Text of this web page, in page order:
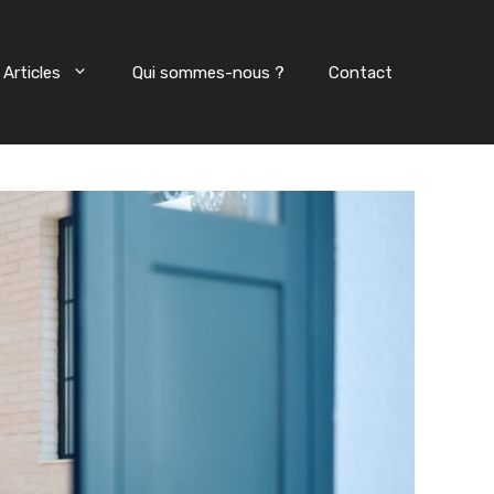
Articles Qui sommes-nous ? Contact